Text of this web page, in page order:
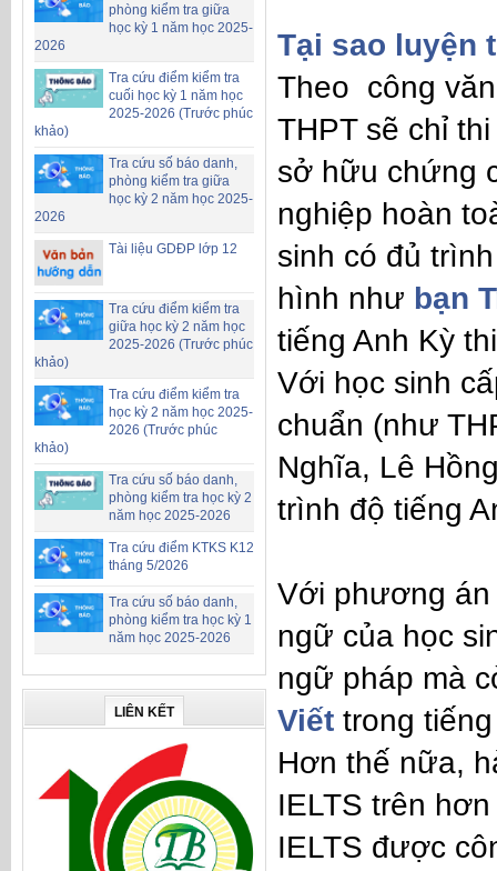
phòng kiểm tra giữa
học kỳ 1 năm học 2025-
2026
Tra cứu điểm kiểm tra
cuối học kỳ 1 năm học
2025-2026 (Trước phúc
khảo)
Tra cứu số báo danh,
phòng kiểm tra giữa
học kỳ 2 năm học 2025-
2026
Tài liệu GDĐP lớp 12
Tra cứu điểm kiểm tra
giữa học kỳ 2 năm học
2025-2026 (Trước phúc
khảo)
Tra cứu điểm kiểm tra
học kỳ 2 năm học 2025-
2026 (Trước phúc
khảo)
Tra cứu số báo danh,
phòng kiểm tra học kỳ 2
năm học 2025-2026
Tra cứu điểm KTKS K12
tháng 5/2026
Tra cứu số báo danh,
phòng kiểm tra học kỳ 1
năm học 2025-2026
LIÊN KẾT
Tại sao luyện
Theo công
THPT sẽ chỉ
sở hữu chứng
nghiệp hoàn
sinh có đủ
hình như bạn
tiếng Anh Kỳ
Với học sinh
chuẩn (như
Nghĩa, Lê
trình độ tiếng
Với phương án
ngữ của học
ngữ pháp mà
Viết trong
Hơn thế nữa,
IELTS trên
IELTS được